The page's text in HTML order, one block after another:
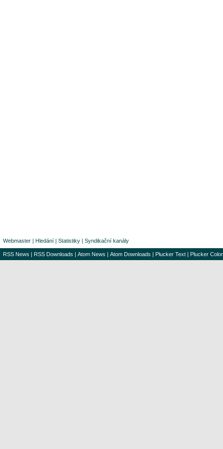
Webmaster | Hledání | Statistiky | Syndikační kanály
RSS News | RSS Downloads | Atom News | Atom Downloads | Plucker Text | Plucker Color